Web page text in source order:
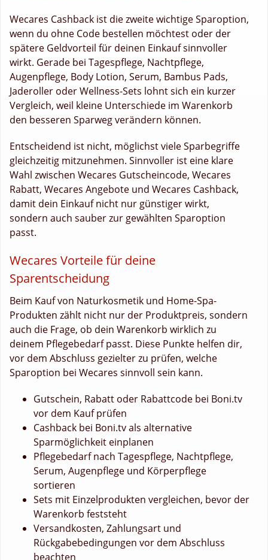
Wecares Cashback ist die zweite wichtige Sparoption,
wenn du ohne Code bestellen möchtest oder der
spätere Geldvorteil für deinen Einkauf sinnvoller
wirkt. Gerade bei Tagespflege, Nachtpflege,
Augenpflege, Body Lotion, Serum, Bambus Pads,
Jaderoller oder Wellness-Sets lohnt sich ein kurzer
Vergleich, weil kleine Unterschiede im Warenkorb
den besseren Sparweg verändern können.
Entscheidend ist nicht, möglichst viele Sparbegriffe
gleichzeitig mitzunehmen. Sinnvoller ist eine klare
Wahl zwischen Wecares Gutscheincode, Wecares
Rabatt, Wecares Angebote und Wecares Cashback,
damit dein Einkauf nicht nur günstiger wirkt,
sondern auch sauber zur gewählten Sparoption
passt.
Wecares Vorteile für deine
Sparentscheidung
Beim Kauf von Naturkosmetik und Home-Spa-
Produkten zählt nicht nur der Produktpreis, sondern
auch die Frage, ob dein Warenkorb wirklich zu
deinem Pflegebedarf passt. Diese Punkte helfen dir,
vor dem Abschluss gezielter zu prüfen, welche
Sparoption bei Wecares sinnvoll sein kann.
Gutschein, Rabatt oder Rabattcode bei Boni.tv
vor dem Kauf prüfen
Cashback bei Boni.tv als alternative
Sparmöglichkeit einplanen
Pflegebedarf nach Tagespflege, Nachtpflege,
Serum, Augenpflege und Körperpflege
sortieren
Sets mit Einzelprodukten vergleichen, bevor der
Warenkorb feststeht
Versandkosten, Zahlungsart und
Rückgabebedingungen vor dem Abschluss
beachten